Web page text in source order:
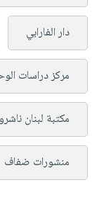
دار الفارابي
مركز دراسات
مكتبة لبنان
منشورات ضفاف